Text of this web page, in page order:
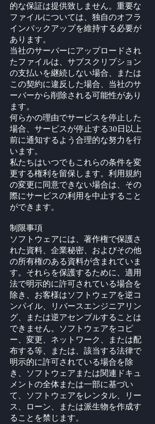
的な保証は提供致しません。重要な
ファイルについては、独自のオフラ
インバックアップを維持する必要が
あります。
当社のサーバーにアップロードされ
たファイルは、サブスクリプション
の支払いを継続しない場合、または
この契約に違反した場合、当社のサ
ーバーから削除される可能性があり
ます。
何らかの理由でサービスを停止した
場合、サービスが停止する30日以上
前に通知するよう合理的な努力を行
います。
私たちはいつでもこれらの条件を変
更する権利を留保します。利用規約
の変更に同意できない場合は、その
際にサービスの利用を中止すること
ができます。
制限事項
ソフトウェアには、著作権で保護さ
れた資料、企業秘密、およびその他
の所有権のある資料が含まれていま
す。それらを保護するために、適用
法で明示的に許可されている場合を
除き、お客様はソフトウェアを逆コ
ンパイル、リバースエンジニアリン
グ、または逆アセンブルすることは
できません。ソフトウェアをコピ
ー、変更、ネットワーク、または配
布する等、または、該当する法律で
明示的に許可されている場合を除
き、ソフトウェアまたは関連ドキュ
メントの全体または一部に基づい
て、ソフトウェアをレンタル、リー
ス、ローン、または派生物を作成す
ることを禁じます。